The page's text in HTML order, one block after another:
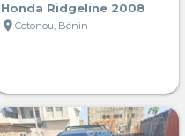
Honda Ridgeline 2008
location_on Cotonou, Bénin